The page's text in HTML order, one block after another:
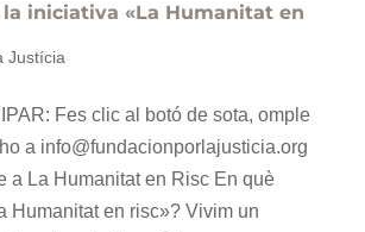
la iniciativa «La Humanitat en
Justícia
Fes clic al botó de sota, omple
a info@fundacionporlajusticia.org
a La Humanitat en Risc En què
Humanitat en risc»? Vivim un